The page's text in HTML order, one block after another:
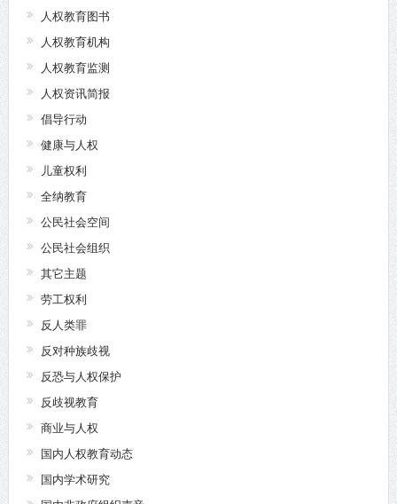
人权教育图书
人权教育机构
人权教育监测
人权资讯简报
倡导行动
健康与人权
儿童权利
全纳教育
公民社会空间
公民社会组织
其它主题
劳工权利
反人类罪
反对种族歧视
反恐与人权保护
反歧视教育
商业与人权
国内人权教育动态
国内学术研究